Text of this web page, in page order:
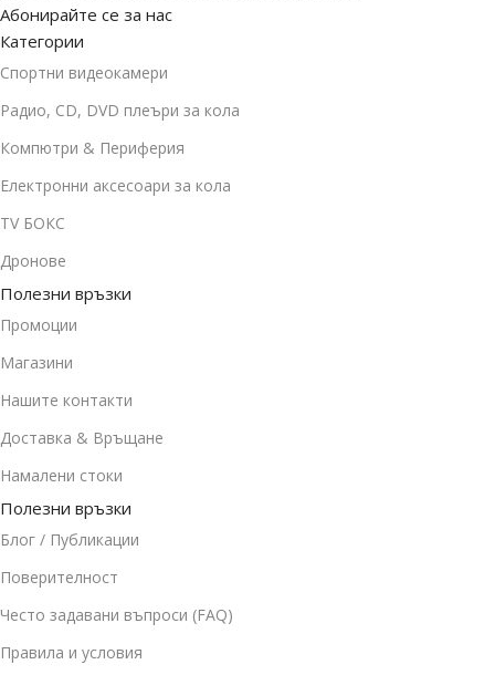
Абонирайте се за нас
Категории
Спортни видеокамери
Радио, CD, DVD плеъри за кола
Компютри & Периферия
Електронни аксесоари за кола
TV БОКС
Дронове
Полезни връзки
Промоции
Магазини
Нашите контакти
Доставка & Връщане
Намалени стоки
Полезни връзки
Блог / Публикации
Поверителност
Често задавани въпроси (FAQ)
Правила и условия